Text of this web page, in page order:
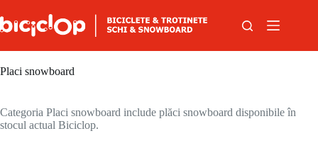
Placi snowboard
Categoria Placi snowboard include plăci snowboard disponibile în
stocul actual Biciclop.